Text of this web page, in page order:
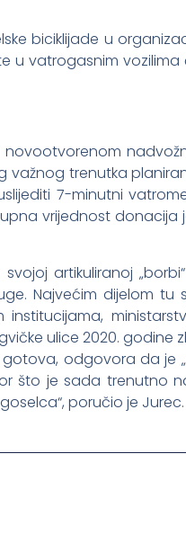
biciklijade u
u vatrogasnim vozilima
novootvorenom
važnog trenutka
7-minutni
vrijednost donacija
artikuliranoj
Najvećim dijelom tu
ulice 2020. godine
odgovora da je
što je sada trenutno
poručio je Jurec.